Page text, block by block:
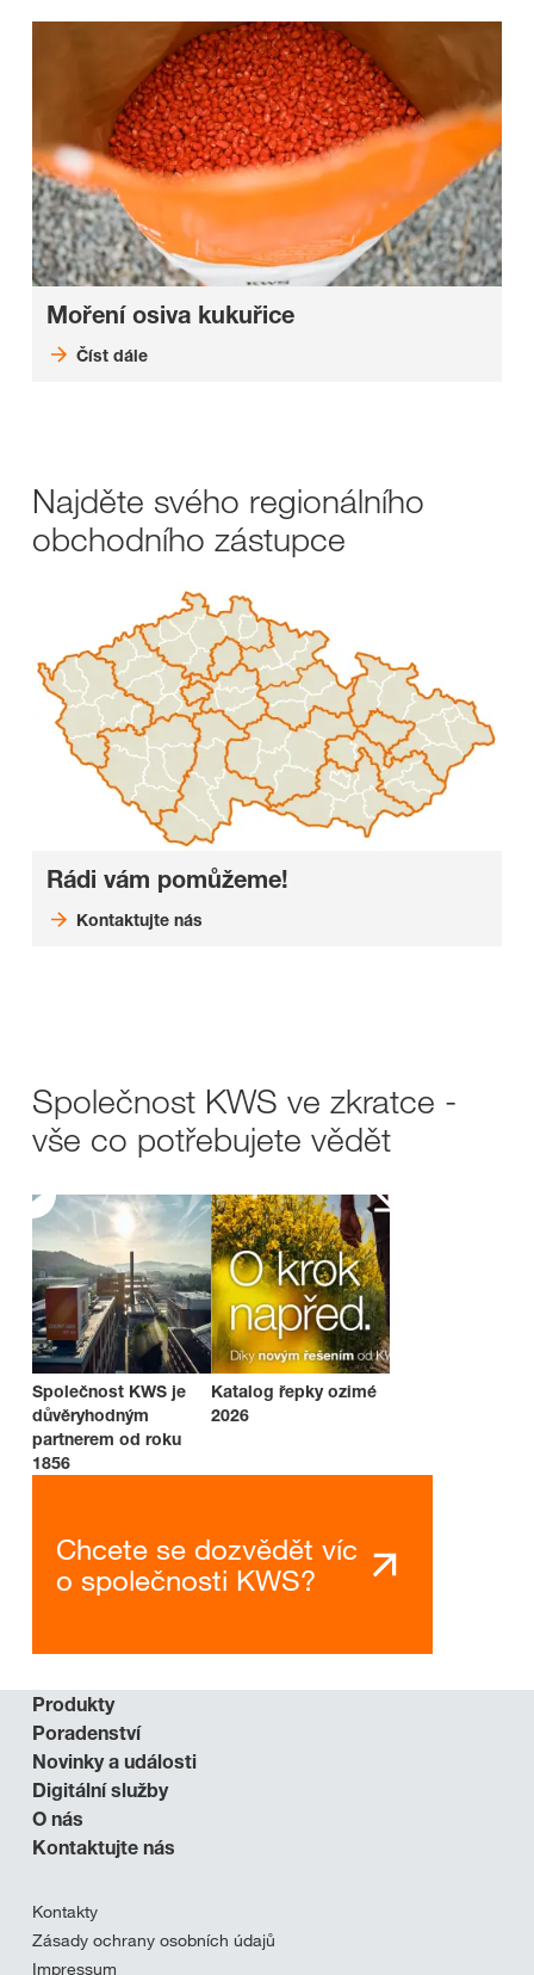
Moření osiva kukuřice
Číst dále
Najděte svého regionálního
obchodního zástupce
Rádi vám pomůžeme!
Kontaktujte nás
Společnost KWS ve zkratce -
vše co potřebujete vědět
Společnost KWS je
důvěryhodným
partnerem od roku
1856
Katalog řepky ozimé
2026
Chcete se dozvědět víc
o společnosti KWS?
Produkty
Poradenství
Novinky a události
Digitální služby
O nás
Kontaktujte nás
Kontakty
Zásady ochrany osobních údajů
Impressum